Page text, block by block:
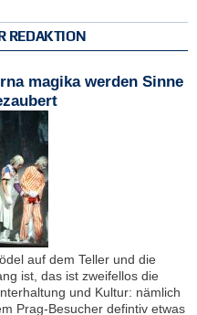
REDAKTION
magika werden Sinne
auf dem Teller und die
ist, das ist zweifellos die
und Kultur: nämlich
Prag-Besucher defintiv etwas